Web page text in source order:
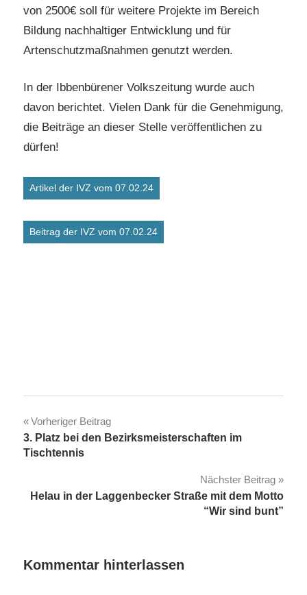
von 2500€ soll für weitere Projekte im Bereich
Bildung nachhaltiger Entwicklung und für
Artenschutzmaßnahmen genutzt werden.
In der Ibbenbürener Volkszeitung wurde auch
davon berichtet. Vielen Dank für die Genehmigung,
die Beiträge an dieser Stelle veröffentlichen zu
dürfen!
Artikel der IVZ vom 07.02.24
Beitrag der IVZ vom 07.02.24
Beitragsnavigation
Vorheriger Beitrag
3. Platz bei den Bezirksmeisterschaften im
Tischtennis
Nächster Beitrag
Helau in der Laggenbecker Straße mit dem Motto
“Wir sind bunt”
Kommentar hinterlassen